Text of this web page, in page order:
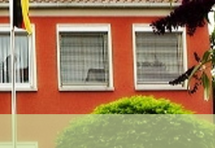
Datenschutz Barrierefreiheit
WIRTSCHAFTSFÖRDERUNG